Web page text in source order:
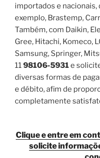
importados e nacionais,
exemplo, Brastemp,
Também, com Daikin,
Gree, Hitachi, Komeco,
Samsung, Springer,
1198106-5931e
diversas formas de
e débito, afim de
completamente
Clique e entre em
solicite